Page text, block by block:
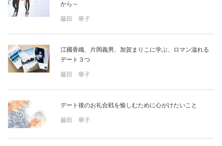
から～
藤田 華子
江國香織、片岡義男、加賀まりこに学ぶ、ロマン溢れる
デート３つ
藤田 華子
デート後のお礼合戦を愉しむために心がけたいこと
藤田 華子